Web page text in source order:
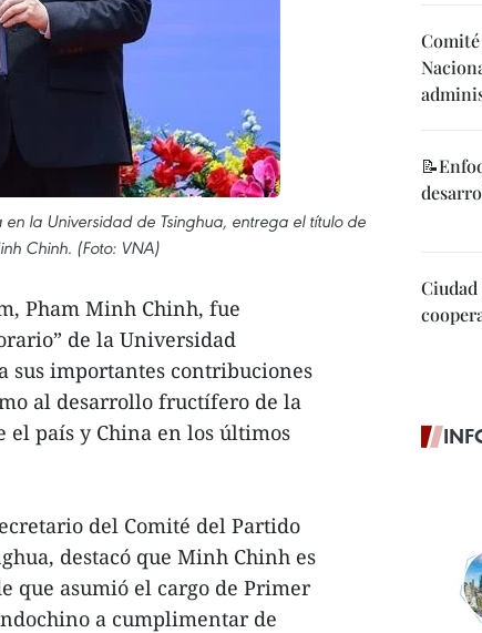
la Universidad de Tsinghua, entrega el título de
Chinh. (Foto: VNA)
Pham Minh Chinh, fue
de la Universidad
sus importantes contribuciones
al desarrollo fructífero de la
el país y China en los últimos
del Comité del Partido
destacó que Minh Chinh es
que asumió el cargo de Primer
a cumplimentar de
Comité